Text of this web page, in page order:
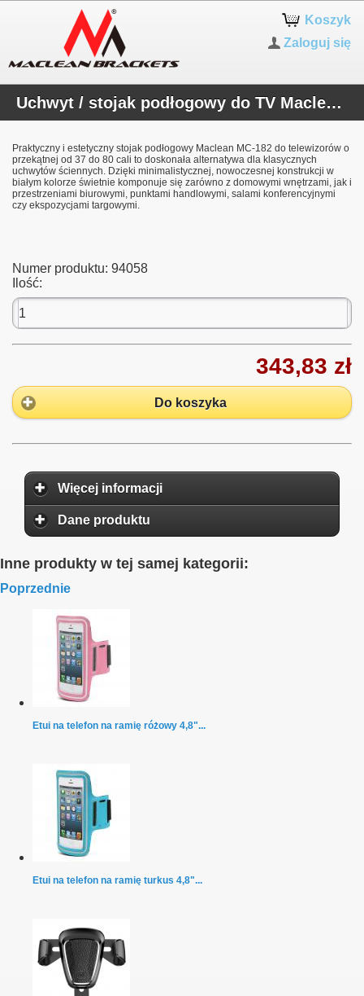
Koszyk
Zaloguj się
Uchwyt / stojak podłogowy do TV Maclean, 37-80", max. VESA 600x400, max. 60kg, MC-182 W
Praktyczny i estetyczny stojak podłogowy Maclean MC-182 do telewizorów o
przekątnej od 37 do 80 cali to doskonała alternatywa dla klasycznych
uchwytów ściennych. Dzięki minimalistycznej, nowoczesnej konstrukcji w
białym kolorze świetnie komponuje się zarówno z domowymi wnętrzami, jak i
przestrzeniami biurowymi, punktami handlowymi, salami konferencyjnymi
czy ekspozycjami targowymi.
Numer produktu: 94058
Ilość:
343,83 zł
Do koszyka
Więcej informacji
Dane produktu
Inne produkty w tej samej kategorii:
Poprzednie
Etui na telefon na ramię różowy 4,8"...
Etui na telefon na ramię turkus 4,8"...